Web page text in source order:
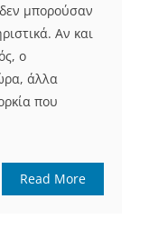
μπορούσαν
Αν και
ο
άλλα
που
Read More